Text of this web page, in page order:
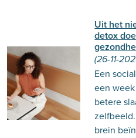
Uit het
detox
(26-11-
Een
een
betere
brein